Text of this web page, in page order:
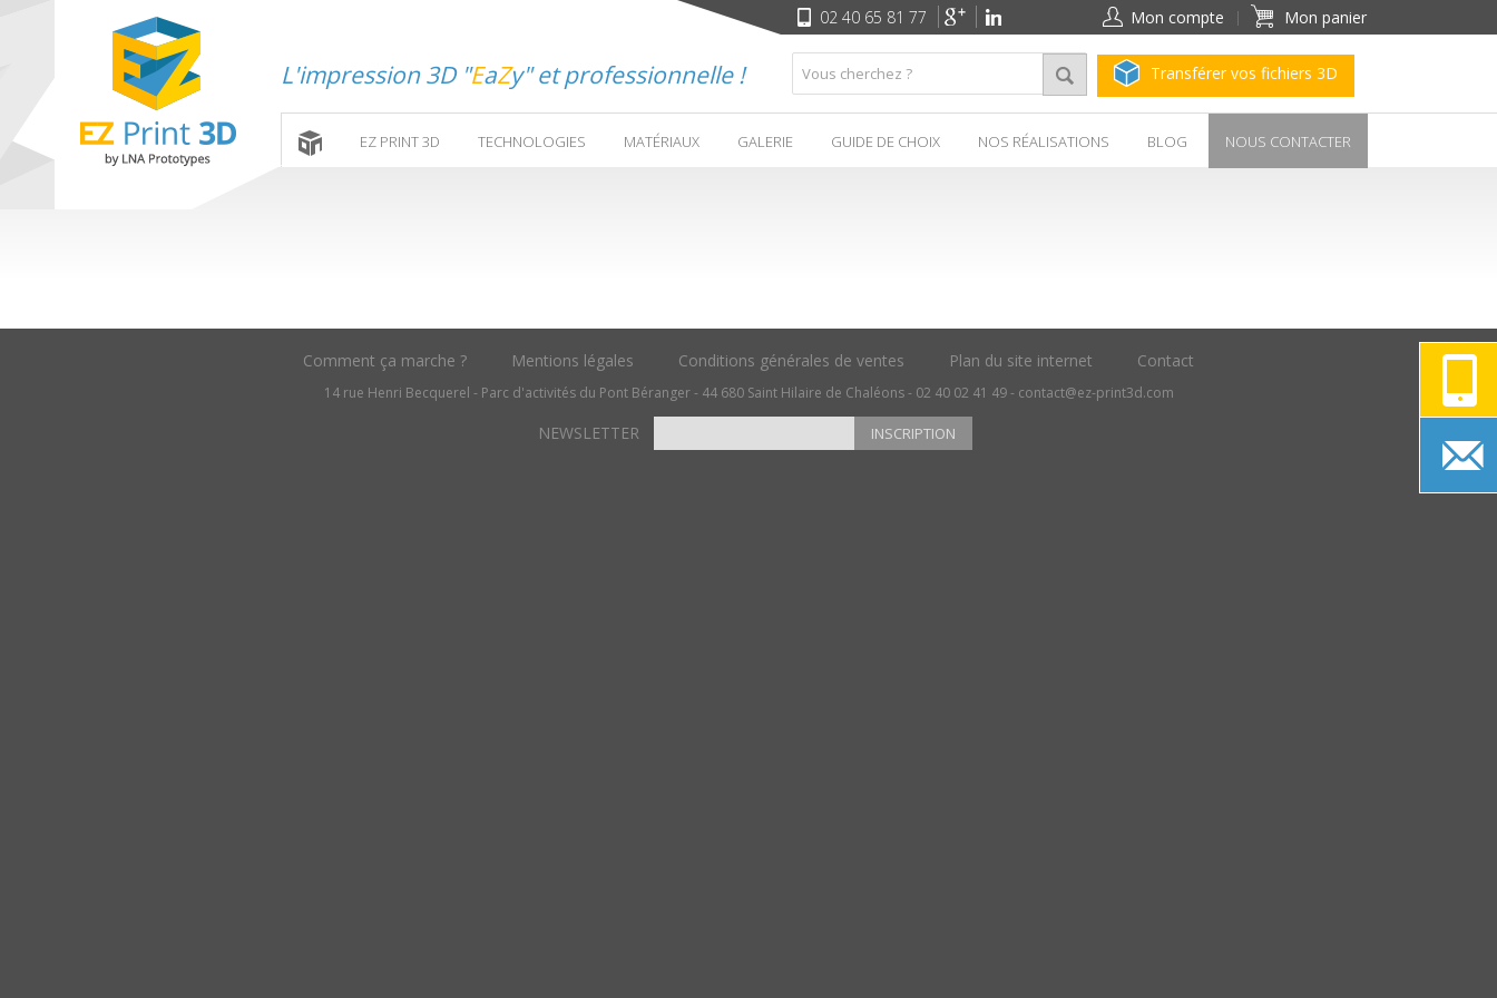
02 40 65 81 77 Mon panier
Mon compte
L'impression 3D "EaZy" et professionnelle ! Transférer vos fichiers 3D
EZ PRINT 3D TECHNOLOGIES MATÉRIAUX GALERIE GUIDE DE CHOIX NOS RÉALISATIONS BLOG NOUS CONTACTER
Comment ça marche ? Mentions légales Conditions générales de ventes Plan du site internet Contact
14 rue Henri Becquerel - Parc d'activités du Pont Béranger - 44 680 Saint Hilaire de Chaléons - 02 40 02 41 49 - contact@ez-print3d.com
NEWSLETTER INSCRIPTION